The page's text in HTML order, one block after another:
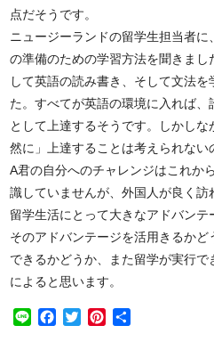
点だそうです。
ニュージーランドの留学生担当者
の準備のための学習方法を聞きま
して英語の読み書き、そして文法
た。すべてが英語の環境に入れば
として上達するそうです。しかし
然に」上達することは考えられない
A君の自分へのチャレンジはこれか
識していませんが、外国人が良く
留学生活にとって大きなアドバンテ
そのアドバンテージを活用きるか
できるかどうか、また留学が実行
によると思います。
Line Facebook
TwitterPinterest